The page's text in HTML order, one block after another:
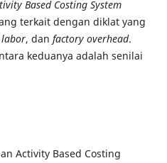
Based Costing System
terkait dengan diklat yang
, dan factory overhead.
keduanya adalah senilai
Activity Based Costing